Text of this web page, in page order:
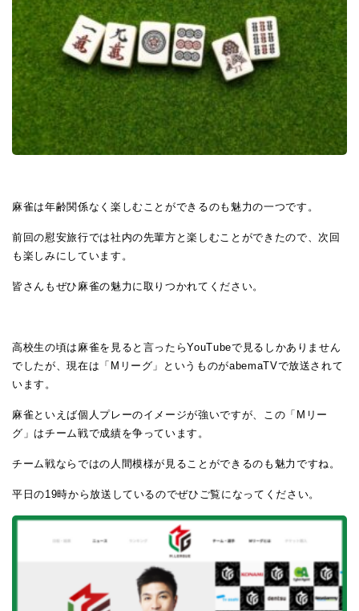
麻雀は年齢関係なく楽しむことができるのも魅力の一つです。
前回の慰安旅行では社内の先輩方と楽しむことができたので、次回
も楽しみにしています。
皆さんもぜひ麻雀の魅力に取りつかれてください。
高校生の頃は麻雀を見ると言ったらYouTubeで見るしかありません
でしたが、現在は「Mリーグ」というものがabemaTVで放送されて
います。
麻雀といえば個人プレーのイメージが強いですが、この「Mリー
グ」はチーム戦で成績を争っています。
チーム戦ならではの人間模様が見ることができるのも魅力ですね。
平日の19時から放送しているのでぜひご覧になってください。